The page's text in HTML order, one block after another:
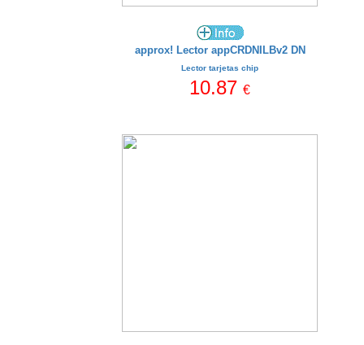
approx! Lector appCRDNILBv2 DN
Lector tarjetas chip
10.87 €